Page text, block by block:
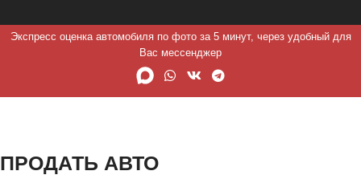
Экспресс оценка автомобиля по фото за 5 минут, через удобный для
Вас мессенджер
ПРОДАТЬ АВТО